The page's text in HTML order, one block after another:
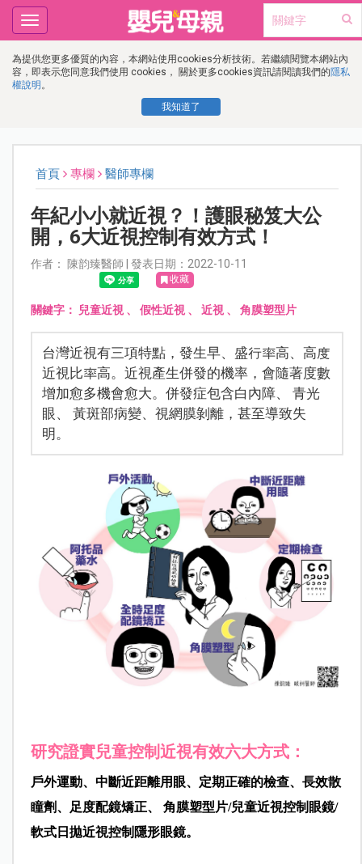
為提供您更多優質的內容，本網站使用cookies分析技術。若繼續閱覽本網站內
容，即表示您同意我們使用 cookies， 關於更多cookies資訊請閱讀我們的隱私
權說明 。
我知道了
Toggle
navigation
首頁 專欄 醫師專欄
年紀小小就近視？！護眼秘笈大公
開，6大近視控制有效方式！
作者： 陳韵臻醫師 | 發表日期：2022-10-11
收藏
關鍵字： 兒童近視、 假性近視、 近視、 角膜塑型片
台灣近視有三項特點，發生早、盛行率高、高度
近視比率高。近視產生併發的機率，會隨著度數
增加愈多機會愈大。併發症包含白內障、 青光
眼、 黃斑部病變、視網膜剝離，甚至導致失
明。
研究證實兒童控制近視有效六大方式：
戶外運動、中斷近距離用眼、定期正確的檢查、長效散
瞳劑、足度配鏡矯正、 角膜塑型片/兒童近視控制眼鏡/
軟式日拋近視控制隱形眼鏡。